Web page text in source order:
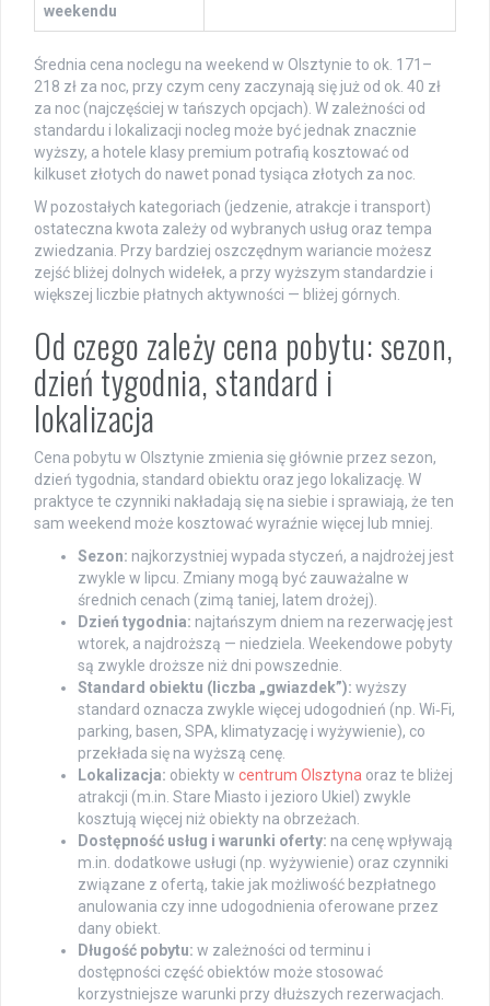
weekendu
Średnia cena noclegu na weekend w Olsztynie to ok. 171–
218 zł za noc, przy czym ceny zaczynają się już od ok. 40 zł
za noc (najczęściej w tańszych opcjach). W zależności od
standardu i lokalizacji nocleg może być jednak znacznie
wyższy, a hotele klasy premium potrafią kosztować od
kilkuset złotych do nawet ponad tysiąca złotych za noc.
W pozostałych kategoriach (jedzenie, atrakcje i transport)
ostateczna kwota zależy od wybranych usług oraz tempa
zwiedzania. Przy bardziej oszczędnym wariancie możesz
zejść bliżej dolnych widełek, a przy wyższym standardzie i
większej liczbie płatnych aktywności — bliżej górnych.
Od czego zależy cena pobytu: sezon,
dzień tygodnia, standard i
lokalizacja
Cena pobytu w Olsztynie zmienia się głównie przez sezon,
dzień tygodnia, standard obiektu oraz jego lokalizację. W
praktyce te czynniki nakładają się na siebie i sprawiają, że ten
sam weekend może kosztować wyraźnie więcej lub mniej.
Sezon: najkorzystniej wypada styczeń, a najdrożej jest
zwykle w lipcu. Zmiany mogą być zauważalne w
średnich cenach (zimą taniej, latem drożej).
Dzień tygodnia: najtańszym dniem na rezerwację jest
wtorek, a najdroższą — niedziela. Weekendowe pobyty
są zwykle droższe niż dni powszednie.
Standard obiektu (liczba „gwiazdek”): wyższy
standard oznacza zwykle więcej udogodnień (np. Wi‑Fi,
parking, basen, SPA, klimatyzację i wyżywienie), co
przekłada się na wyższą cenę.
Lokalizacja: obiekty w centrum Olsztyna oraz te bliżej
atrakcji (m.in. Stare Miasto i jezioro Ukiel) zwykle
kosztują więcej niż obiekty na obrzeżach.
Dostępność usług i warunki oferty: na cenę wpływają
m.in. dodatkowe usługi (np. wyżywienie) oraz czynniki
związane z ofertą, takie jak możliwość bezpłatnego
anulowania czy inne udogodnienia oferowane przez
dany obiekt.
Długość pobytu: w zależności od terminu i
dostępności część obiektów może stosować
korzystniejsze warunki przy dłuższych rezerwacjach.